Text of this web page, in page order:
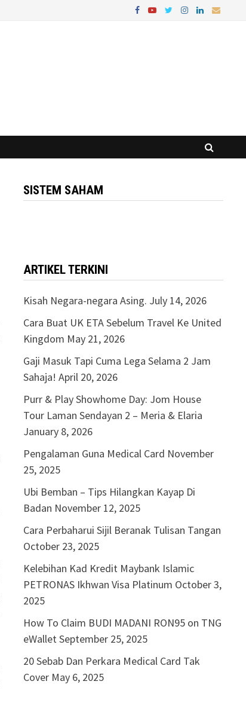
SISTEM SAHAM
ARTIKEL TERKINI
Kisah Negara-negara Asing. July 14, 2026
Cara Buat UK ETA Sebelum Travel Ke United
Kingdom May 21, 2026
Gaji Masuk Tapi Cuma Lega Selama 2 Jam
Sahaja! April 20, 2026
Purr & Play Showhome Day: Jom House
Tour Laman Sendayan 2 – Meria & Elaria
January 8, 2026
Pengalaman Guna Medical Card November
25, 2025
Ubi Bemban – Tips Hilangkan Kayap Di
Badan November 12, 2025
Cara Perbaharui Sijil Beranak Tulisan Tangan
October 23, 2025
Kelebihan Kad Kredit Maybank Islamic
PETRONAS Ikhwan Visa Platinum October 3,
2025
How To Claim BUDI MADANI RON95 on TNG
eWalletSeptember 25, 2025
20 Sebab Dan Perkara Medical Card Tak
Cover May 6, 2025